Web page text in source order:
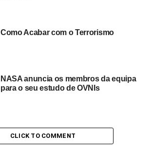
Como Acabar com o Terrorismo
NASA anuncia os membros da equipa
para o seu estudo de OVNIs
CLICK TO COMMENT